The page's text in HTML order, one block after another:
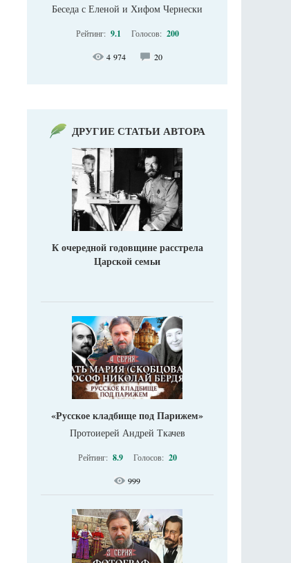
Беседа с Еленой и Хифом Чернески
Рейтинг: 9.1 Голосов: 200
4 974 20
ДРУГИЕ СТАТЬИ АВТОРА
К очередной годовщине расстрела
Царской семьи
«Русское кладбище под Парижем»
Протоиерей Андрей Ткачев
Рейтинг: 8.9 Голосов: 20
999